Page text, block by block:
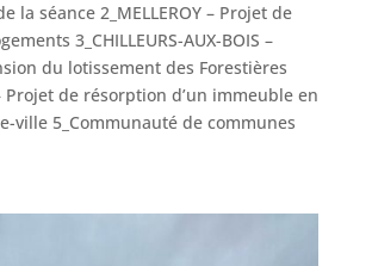
la séance 2_MELLEROY – Projet de
3_CHILLEURS-AUX-BOIS –
du lotissement des Forestières
Projet de résorption d’un immeuble en
ville 5_Communauté de communes